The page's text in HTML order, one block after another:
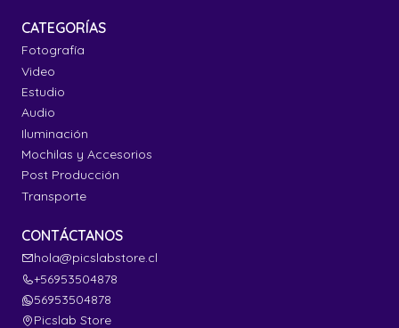
CATEGORÍAS
Fotografía
Video
Estudio
Audio
Iluminación
Mochilas y Accesorios
Post Producción
Transporte
CONTÁCTANOS
hola@picslabstore.cl
+56953504878
56953504878
Picslab Store